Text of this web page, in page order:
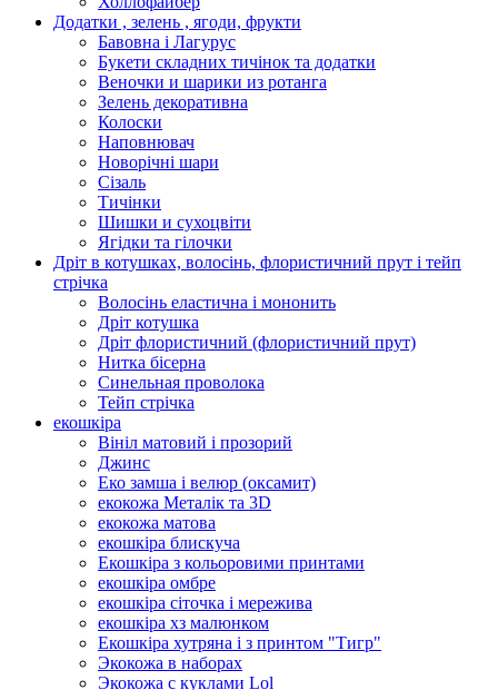
Додатки , зелень , ягоди, фрукти
Бавовна і Лагурус
Букети складних тичінок та додатки
Веночки и шарики из ротанга
Зелень декоративна
Колоски
Наповнювач
Новорічні шари
Сізаль
Тичінки
Шишки и сухоцвіти
Ягідки та гілочки
Дріт в котушках, волосінь, флористичний прут і тейп
стрічка
Волосінь еластична і мононить
Дріт котушка
Дріт флористичний (флористичний прут)
Нитка бісерна
Синельная проволока
Тейп стрічка
екошкіра
Вініл матовий і прозорий
Джинс
Еко замша і велюр (оксамит)
екокожа Металік та 3D
екокожа матова
екошкіра блискуча
Екошкіра з кольоровими принтами
екошкіра омбре
екошкіра сіточка і мережива
екошкіра хз малюнком
Екошкіра хутряна і з принтом "Тигр"
Экокожа в наборах
Экокожа с куклами Lol